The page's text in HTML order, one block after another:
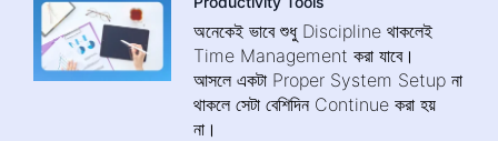
অনেকেই ভাবে শুধু Discipline থাকলেই
Time Management করা যাবে।
আসলে একটা Proper System Setup না
থাকলে সেটা বেশিদিন Continue করা হয়
না।